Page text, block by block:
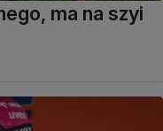
ma na szyi